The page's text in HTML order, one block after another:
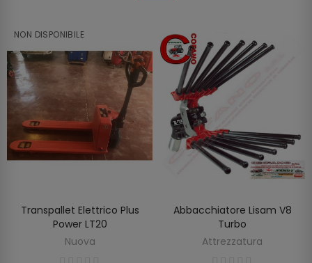
NON DISPONIBILE
SCOPRIRE
Transpallet Elettrico Plus
Power LT20
Nuova
AGGIUNGI AL CARRELLO
Abbacchiatore Lisam V8
Turbo
Attrezzatura